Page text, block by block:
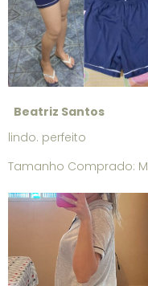
Beatriz Santos
lindo. perfeito
Tamanho Comprado: M